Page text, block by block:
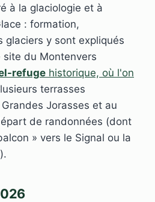
à la glaciologie et à
: formation,
glaciers y sont expliqués
du Montenvers
refuge historique, où l'on
terrasses
Jorasses et au
de randonnées (dont
» vers le Signal ou la